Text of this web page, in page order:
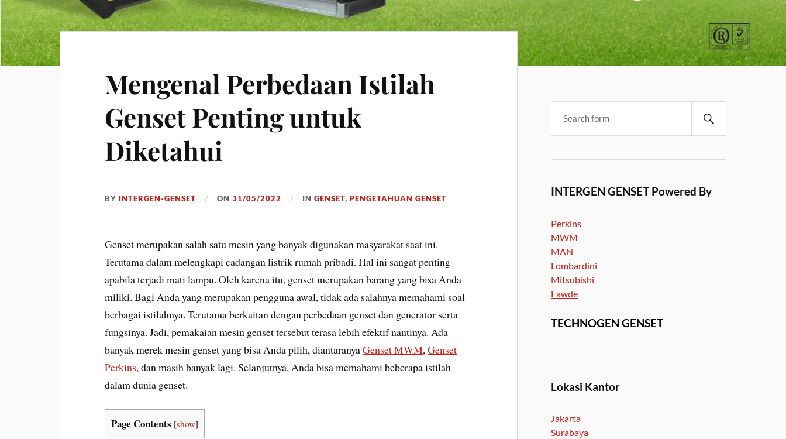
Mengenal Perbedaan Istilah
Genset Penting untuk
Diketahui
BY INTERGEN-GENSET ON31/05/2022 INGENSET,PENGETAHUAN GENSET
Genset merupakan salah satu mesin yang banyak digunakan masyarakat saat ini.
Terutama dalam melengkapi cadangan listrik rumah pribadi. Hal ini sangat penting
apabila terjadi mati lampu. Oleh karena itu, genset merupakan barang yang bisa Anda
miliki. Bagi Anda yang merupakan pengguna awal, tidak ada salahnya memahami soal
berbagai istilahnya. Terutama berkaitan dengan perbedaan genset dan generator serta
fungsinya. Jadi, pemakaian mesin genset tersebut terasa lebih efektif nantinya. Ada
banyak merek mesin genset yang bisa Anda pilih, diantaranyaGenset MWM,Genset
Perkins, dan masih banyak lagi. Selanjutnya, Anda bisa memahami beberapa istilah
dalam dunia genset.
Page Contents [show]
INTERGEN GENSET Powered By
Perkins
MWM
MAN
Lombardini
Mitsubishi
Fawde
TECHNOGEN GENSET
Lokasi Kantor
Jakarta
Surabaya